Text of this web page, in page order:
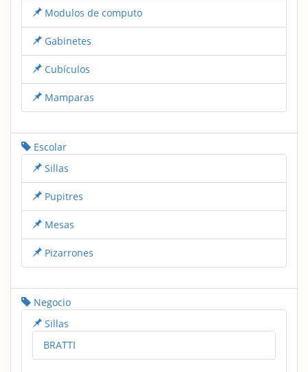
Modulos de computo
Gabinetes
Cubículos
Mamparas
Escolar
Sillas
Pupitres
Mesas
Pizarrones
Negocio
Sillas
BRATTI